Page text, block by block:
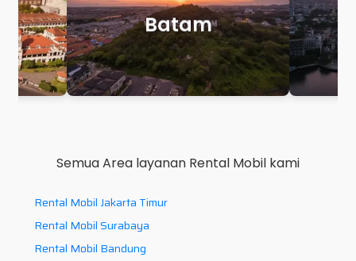
Makassar
Semua Area layanan Rental Mobil kami
Rental Mobil Jakarta Timur
Rental Mobil Surabaya
Rental Mobil Bandung